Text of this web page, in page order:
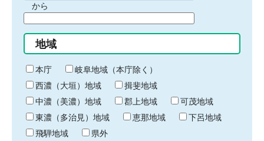
間
始
り
から
間
終
わ
り
地域
本庁
岐阜地域（本庁除く）
西濃（大垣）地域
揖斐地域
中濃（美濃）地域
郡上地域
可茂地域
東濃（多治見）地域
恵那地域
下呂地域
飛騨地域
県外